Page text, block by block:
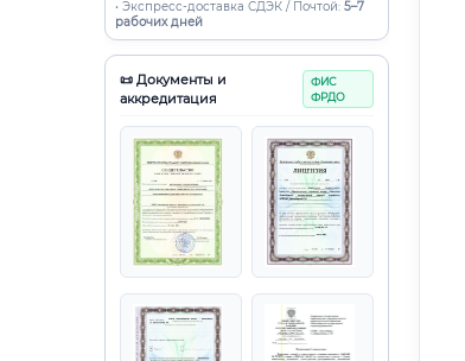
• Экспресс-доставка СДЭК / Почтой: 5–7
рабочих дней
📜 Документы и
аккредитация
ФИС
ФРДО